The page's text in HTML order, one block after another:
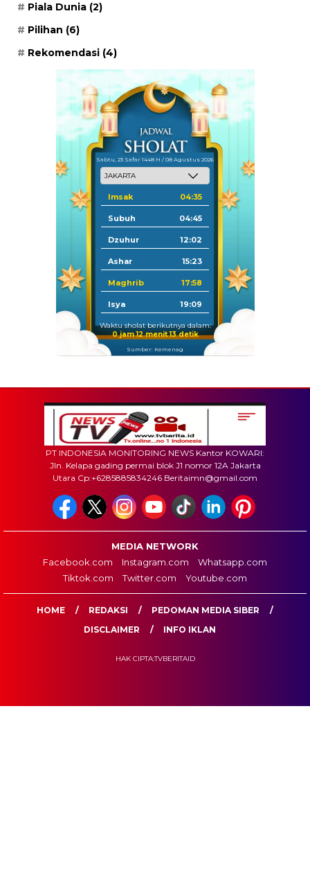
Piala Dunia (2)
Pilihan (6)
Rekomendasi (4)
Sabtu, 23 Safar 1448 H / 08 Agustus 2026
Imsak 04:35
Subuh 04:45
Dzuhur 12:02
Ashar 15:23
Maghrib 17:58
Isya 19:09
Waktu sholat berikutnya dalam:
0 jam 12 menit 12 detik
Sumber: Kemenag
PT INDONESIA MONITORING NEWS Kantor KOWARI:
Jln. Kelapa gading permai blok J1 nomor 12A Jakarta
Utara Cp:+6285885834246 Beritaimn@gmail.com
MEDIA NETWORK
Facebook.com
Instagram.com
Whatsapp.com
Tiktok.com
Twitter.com Youtube.com
HOME REDAKSI
PEDOMAN MEDIA SIBER
DISCLAIMER
INFO IKLAN
HAK CIPTA:TVBERITAID